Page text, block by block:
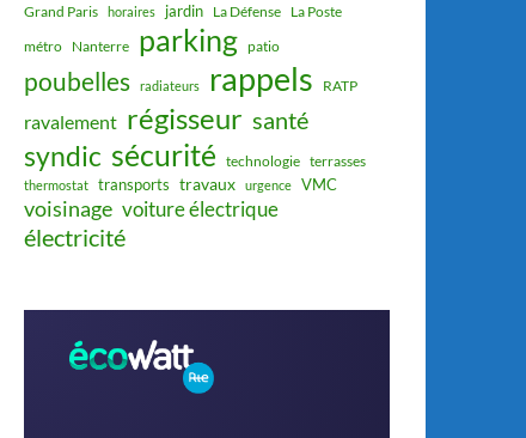
Grand Paris horaires jardin La Défense La Poste
métro Nanterre parking patio
poubelles radiateurs rappels RATP
ravalement régisseur santé
syndic sécurité technologie terrasses
thermostat transports travaux urgence VMC
voisinage voiture électrique
électricité